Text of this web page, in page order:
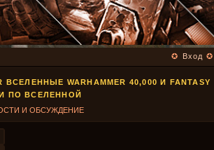
✪ Вход ✪
WARHAMMER 40,000 И FANTASY
ПО ВСЕЛЕННОЙ
И ОБСУЖДЕНИЕ